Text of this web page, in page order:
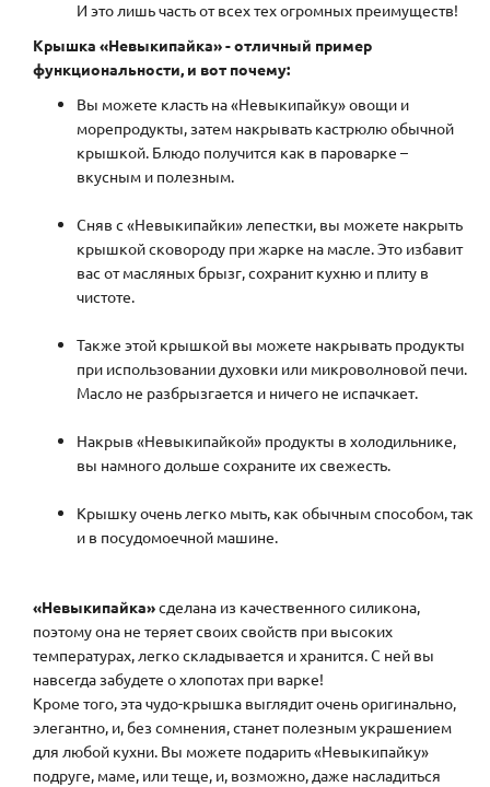
И это лишь часть от всех тех огромных преимуществ!
Крышка «Невыкипайка» - отличный пример
функциональности, и вот почему:
Вы можете класть на «Невыкипайку» овощи и
морепродукты, затем накрывать кастрюлю обычной
крышкой. Блюдо получится как в пароварке –
вкусным и полезным.
Сняв с «Невыкипайки» лепестки, вы можете накрыть
крышкой сковороду при жарке на масле. Это избавит
вас от масляных брызг, сохранит кухню и плиту в
чистоте.
Также этой крышкой вы можете накрывать продукты
при использовании духовки или микроволновой печи.
Масло не разбрызгается и ничего не испачкает.
Накрыв «Невыкипайкой» продукты в холодильнике,
вы намного дольше сохраните их свежесть.
Крышку очень легко мыть, как обычным способом, так
и в посудомоечной машине.
«Невыкипайка»сделана из качественного силикона,
поэтому она не теряет своих свойств при высоких
температурах, легко складывается и хранится. С ней вы
навсегда забудете о хлопотах при варке!
Кроме того, эта чудо-крышка выглядит очень оригинально,
элегантно, и, без сомнения, станет полезным украшением
для любой кухни. Вы можете подарить «Невыкипайку»
подруге, маме, или теще, и, возможно, даже насладиться